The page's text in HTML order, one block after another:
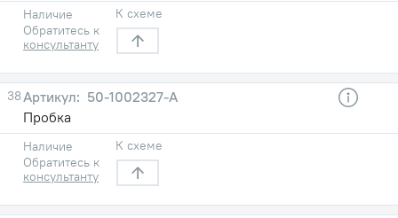
Наличие
Обратитесь к
консультанту
К схеме
38
50-1002327-А
Пробка
Наличие
Обратитесь к
консультанту
К схеме